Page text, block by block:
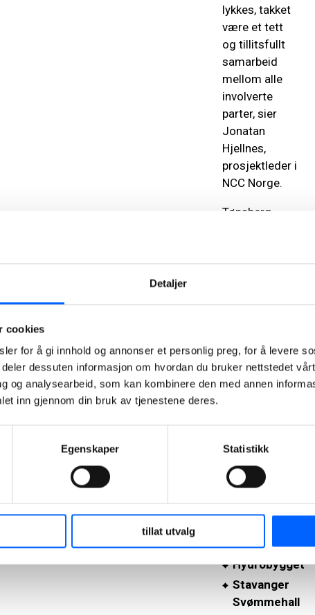
Detaljer
cookies
for å gi innhold og annonser et personlig preg, for å levere
dessuten informasjon om hvordan du bruker nettstedet
og analysearbeid, som kan kombinere den med annen
inn gjennom din bruk av tjenestene deres.
Egenskaper Statistikk
tillat utvalg
lykkes, takket
være et tett
og tillitsfullt
samarbeid
mellom alle
involverte
parter, sier
Jonatan
Hjellnes,
prosjektleder i
NCC Norge.
Tønsberg
som
Bygget
rommer 14
rettssaler,
ansatte, og
skal stå klart
høsten 2025.
De andre
Hydrobygget
Stavanger
Svømmehall